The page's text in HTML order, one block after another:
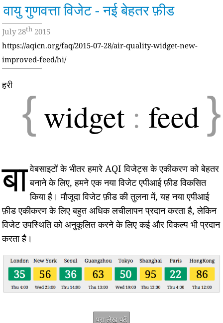
वायु गुणवत्ता विजेट - नई बेहतर फ़ीड
July 28th 2015
https://aqicn.org/faq/2015-07-28/air-quality-widget-new-
improved-feed/hi/
{ widget : feed }
बा
हरी
वेबसाइटों के भीतर हमारे AQI विजेट्स के एकीकरण को बेहतर
बनाने के लिए, हमने एक नया विजेट एपीआई फ़ीड विकसित
किया है। मौजूदा विजेट फ़ीड की तुलना में, यह नया एपीआई
फ़ीड एकीकरण के लिए बहुत अधिक लचीलापन प्रदान करता है, लेकिन
विजेट उपस्थिति को अनुकूलित करने के लिए कई और विकल्प भी प्रदान
करता है।
पूरा लेख पढ़ें